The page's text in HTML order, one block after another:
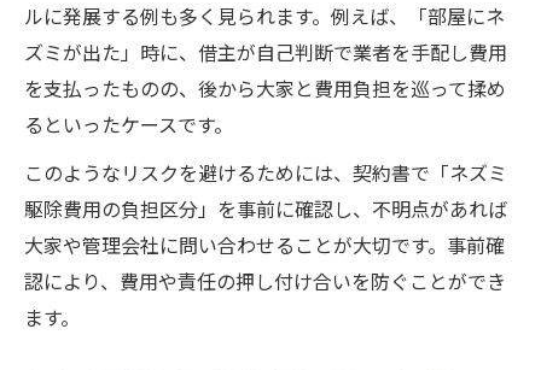
ルに発展する例も多く見られます。例えば、「部屋にネ
ズミが出た」時に、借主が自己判断で業者を手配し費用
を支払ったものの、後から大家と費用負担を巡って揉め
るといったケースです。
このようなリスクを避けるためには、契約書で「ネズミ
駆除費用の負担区分」を事前に確認し、不明点があれば
大家や管理会社に問い合わせることが大切です。事前確
認により、費用や責任の押し付け合いを防ぐことができ
ます。